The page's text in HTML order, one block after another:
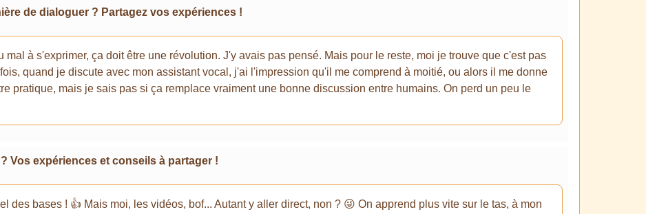
de dialoguer ? Partagez vos expériences !
à s'exprimer, ça doit être une révolution. J'y avais pas pensé. Mais pour le reste, moi je trouve que c'est pas
quand je discute avec mon assistant vocal, j'ai l'impression qu'il me comprend à moitié, ou alors il me donne
pratique, mais je sais pas si ça remplace vraiment une bonne discussion entre humains. On perd un peu le
Vos expériences et conseils à partager !
des bases ! 👍 Mais moi, les vidéos, bof... Autant y aller direct, non ? 😜 On apprend plus vite sur le tas, à mon